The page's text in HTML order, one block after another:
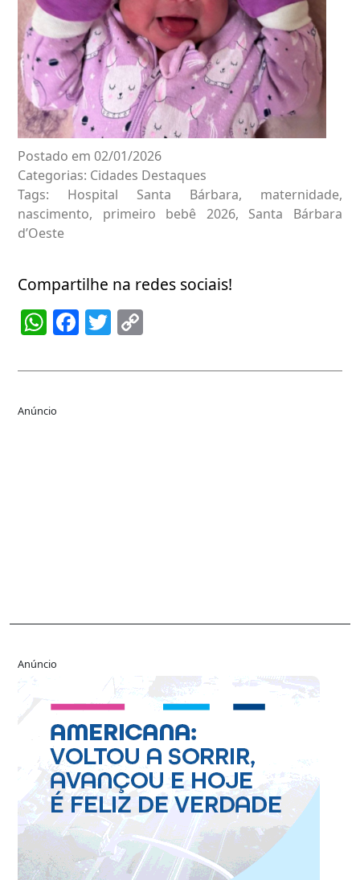
Postado em 02/01/2026
Categorias: Cidades Destaques
Tags: Hospital Santa Bárbara, maternidade,
nascimento, primeiro bebê 2026, Santa Bárbara
d’Oeste
Compartilhe na redes sociais!
WhatsApp
Facebook
Twitter
Anúncio
Anúncio